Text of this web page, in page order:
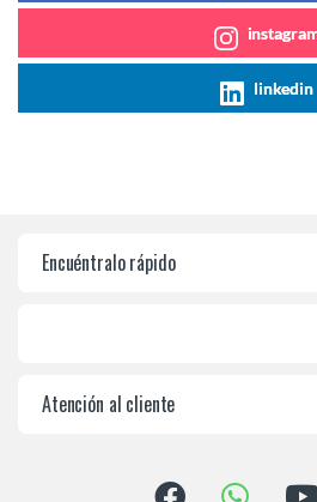
linkedin
Encuéntralo rápido
Atención al cliente